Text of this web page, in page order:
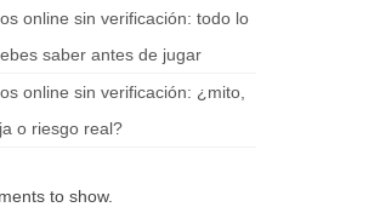
online sin verificación: todo lo
saber antes de jugar
online sin verificación: ¿mito,
o riesgo real?
to show.